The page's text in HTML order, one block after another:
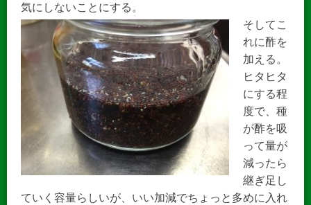
気にしないことにする。
そしてこ
れに酢を
加える。
ヒタヒタ
にする程
度で、種
が酢を吸
って量が
減ったら
継ぎ足し
ていく容量らしいが、いい加減でちょっと多めに入れ